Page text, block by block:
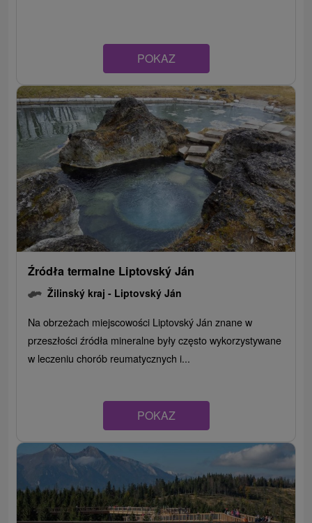
POKAZ
Źródła termalne Liptovský Ján
Žilinský kraj - Liptovský Ján
Na obrzeżach miejscowości Liptovský Ján znane w
przeszłości źródła mineralne były często wykorzystywane
w leczeniu chorób reumatycznych i...
POKAZ